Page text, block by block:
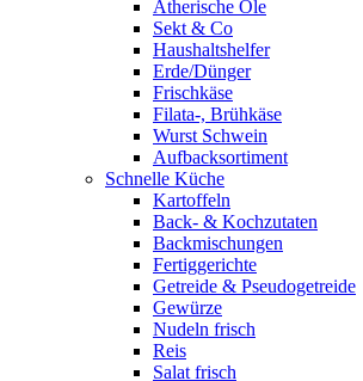
Ätherische Öle
Sekt & Co
Haushaltshelfer
Erde/Dünger
Frischkäse
Filata-, Brühkäse
Wurst Schwein
Aufbacksortiment
Schnelle Küche
Kartoffeln
Back- & Kochzutaten
Backmischungen
Fertiggerichte
Getreide & Pseudogetreide
Gewürze
Nudeln frisch
Reis
Salat frisch